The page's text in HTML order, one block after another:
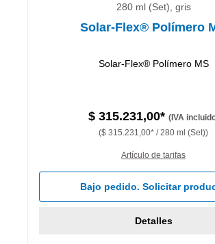
280 ml (Set), gris
Solar-Flex® Polímero
Solar-Flex® Polímero MS
$ 315.231,00* (IVA
($ 315.231,00* / 280 ml (Set))
Artículo de tarifas
Bajo pedido. Solicitar
Detalles